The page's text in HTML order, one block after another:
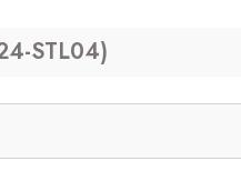
STL04)